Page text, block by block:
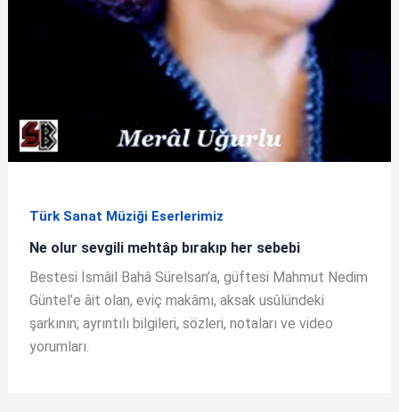
Türk Sanat Müziği Eserlerimiz
Ne olur sevgili mehtâp bırakıp her sebebi
Bestesi İsmâil Bahâ Sürelsan’a, güftesi Mahmut Nedim
Güntel’e âit olan, eviç makâmı, aksak usûlündeki
şarkının; ayrıntılı bilgileri, sözleri, notaları ve video
yorumları.